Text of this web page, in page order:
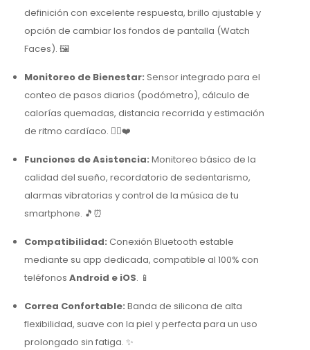
definición con excelente respuesta, brillo ajustable y
opción de cambiar los fondos de pantalla (Watch
Faces). 🖼️
Monitoreo de Bienestar: Sensor integrado para el
conteo de pasos diarios (podómetro), cálculo de
calorías quemadas, distancia recorrida y estimación
de ritmo cardíaco. 🏃‍♂️❤️
Funciones de Asistencia: Monitoreo básico de la
calidad del sueño, recordatorio de sedentarismo,
alarmas vibratorias y control de la música de tu
smartphone. 🎵⏰
Compatibilidad: Conexión Bluetooth estable
mediante su app dedicada, compatible al 100% con
teléfonos Android e iOS. 📱
Correa Confortable: Banda de silicona de alta
flexibilidad, suave con la piel y perfecta para un uso
prolongado sin fatiga. ✨